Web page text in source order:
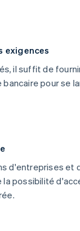
exigences
il suffit de
pour se
d'entreprises et
la possibilité